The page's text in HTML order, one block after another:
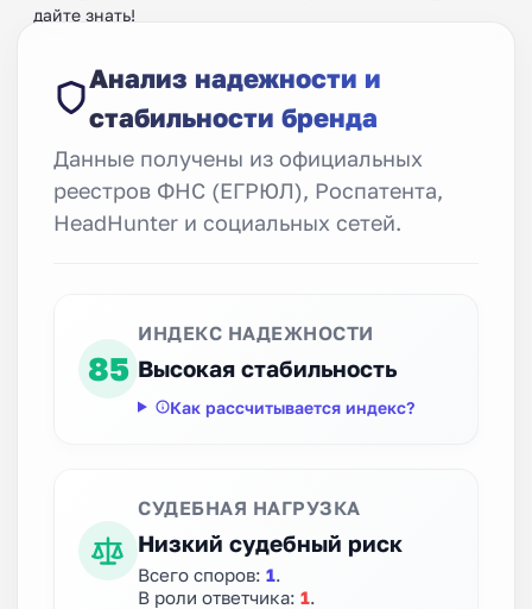
дайте знать!
Анализ надежности и
стабильности бренда
Данные получены из официальных
реестров ФНС (ЕГРЮЛ), Роспатента,
HeadHunter и социальных сетей.
85
ИНДЕКС НАДЕЖНОСТИ
Высокая стабильность
Как рассчитывается индекс?
СУДЕБНАЯ НАГРУЗКА
Низкий судебный риск
Всего споров: 1
В роли ответчика: 1